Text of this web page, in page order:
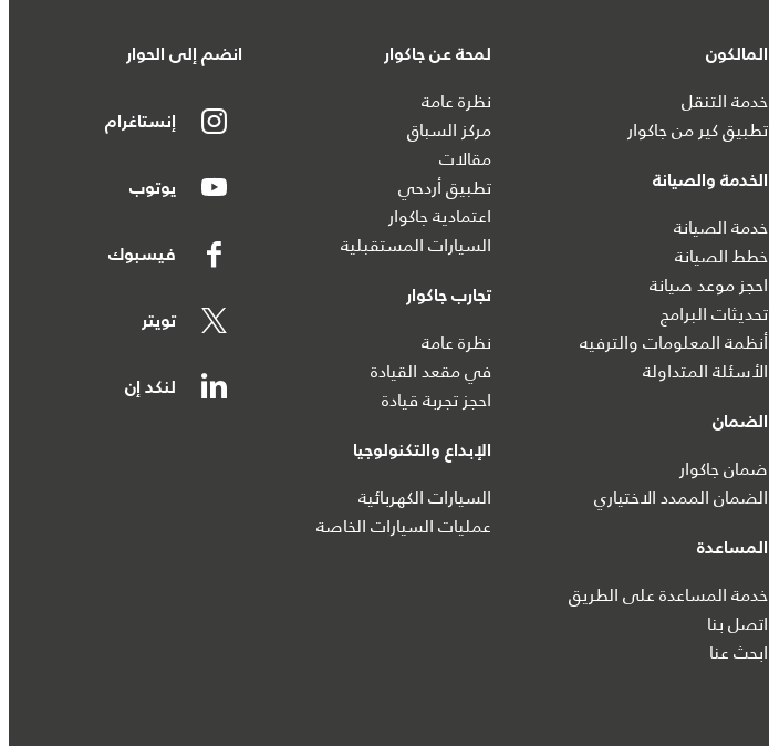
المالكون
خدمة التنقل
تطبيق كير من جاكوار
الخدمة والصيانة
خدمة الصيانة
خطط الصيانة
احجز موعد صيانة
تحديثات البرامج
أنظمة المعلومات والترفيه
الأسئلة المتداولة
الضمان
ضمان جاكوار
الضمان الممدد الاختياري
المساعدة
خدمة المساعدة على الطريق
اتصل بنا
ابحث عنا
لمحة عن جاكوار
نظرة عامة
مركز السباق
مقالات
تطبيق أردحي
اعتمادية جاكوار
السيارات المستقبلية
تجارب جاكوار
نظرة عامة
في مقعد القيادة
احجز تجربة قيادة
الإبداع والتكنولوجيا
السيارات الكهربائية
عمليات السيارات الخاصة
انضم إلى الحوار
إنستاغرام
يوتوب
فيسبوك
تويتر
لنكد إن